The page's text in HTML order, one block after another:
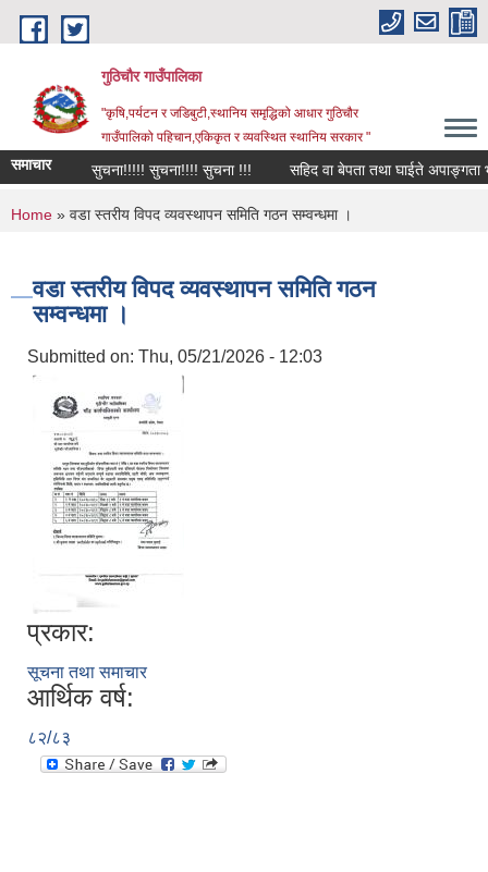
Skip to main content
गुठिचौर गाउँपालिका
"कृषि,पर्यटन र जडिबुटी,स्थानिय समृद्धिको आधार गुठिचौर
गाउँपालिको पहिचान,एकिकृत र व्यवस्थित स्थानिय सरकार "
समाचार सुचना!!!!! सुचना!!!! सुचना !!! सहिद वा बेपता तथा घाईते अपाङ्गता
You are here
Home » वडा स्तरीय विपद व्यवस्थापन समिति गठन सम्वन्धमा ।
वडा स्तरीय विपद व्यवस्थापन समिति गठन
सम्वन्धमा ।
Submitted on: Thu, 05/21/2026 - 12:03
प्रकार:
सूचना तथा समाचार
आर्थिक वर्ष:
८२/८३